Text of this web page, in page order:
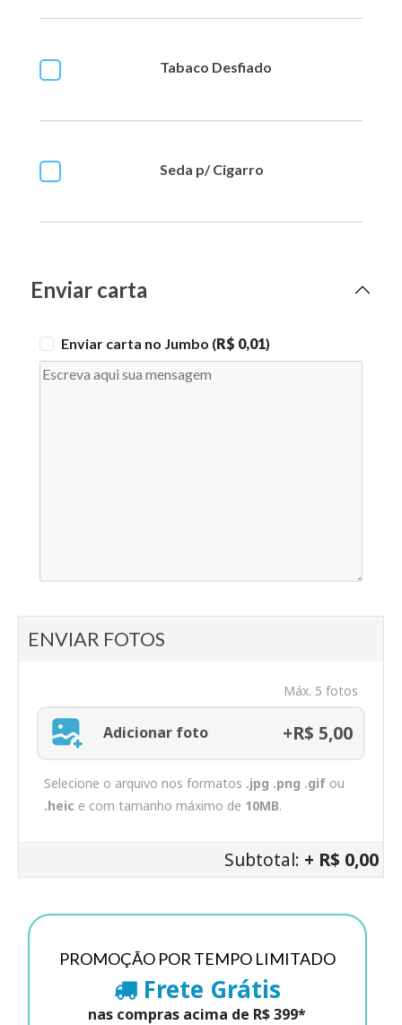
Tabaco Desfiado
Seda p/ Cigarro
Enviar carta
Enviar carta no Jumbo (R$ 0,01)
ENVIAR FOTOS
Máx. 5 fotos
Adicionar foto +R$ 5,00
Selecione o arquivo nos formatos .jpg .png .gif ou
.heic e com tamanho máximo de 10MB.
Subtotal: + R$ 0,00
PROMOÇÃO POR TEMPO LIMITADO
Frete Grátis
nas compras acima de R$ 399*